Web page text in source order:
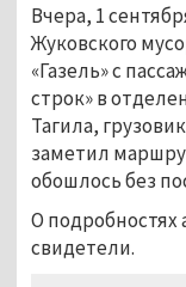
Вчера, 1
Жуковского
«Газель» с
строк» в
Тагила,
заметил
обошлось без
О подробностях
свидетели.